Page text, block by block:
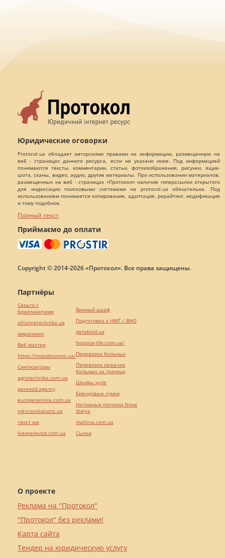
Юридические оговорки
Protocol.ua обладает авторскими правами на информацию, размещенную на
веб - страницах данного ресурса, если не указано иное. Под информацией
понимаются тексты, комментарии, статьи, фотоизображения, рисунки, ящик-
шота, сканы, видео, аудио, другие материалы. При использовании материалов,
размещенных на веб - страницах «Протокол» наличие гиперссылки открытого
для индексации поисковыми системами на protocol.ua обязательна. Под
использованием понимается копирования, адаптация, рерайтинг, модификация
и тому подобное.
Полный текст
Приймаємо до оплати
Copyright © 2014-2026 «Протокол». Все права защищены.
О проекте
Реклама на "Протокол"
"Протокол" без реклами!
Карта сайта
Тендер на юридическую услугу
Партнёры
Серьги с
бриллиантами
alliancetechnika.ua
миралинкс
Веб мастер
https://motokosmos.ua/
Синтезаторы
agrotechnika.com.ua
perevod.agency
europeservice.com.ua
mk-translations.ua
текст юа
kievperevod.com.ua
Винный шкаф
Подготовка к НМТ / ВНО
pereklad.ua
hospice-life.com.ua/
Перевозка больных
Перевозка лежачих
больных за границу
Шкафы купе
Брендовые сумки
Натяжные потолки Nova
Stelya
maltina.com.ua
Cылки